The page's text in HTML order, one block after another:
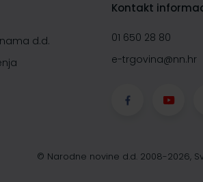
d.d.
Kontakt
01 650 28 80
e-trgovina@nn.hr
© Narodne novine d.d. 2008-2026,